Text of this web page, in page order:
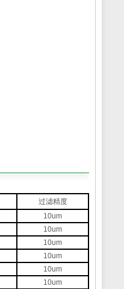
过滤精度
10um
10um
10um
10um
10um
10um